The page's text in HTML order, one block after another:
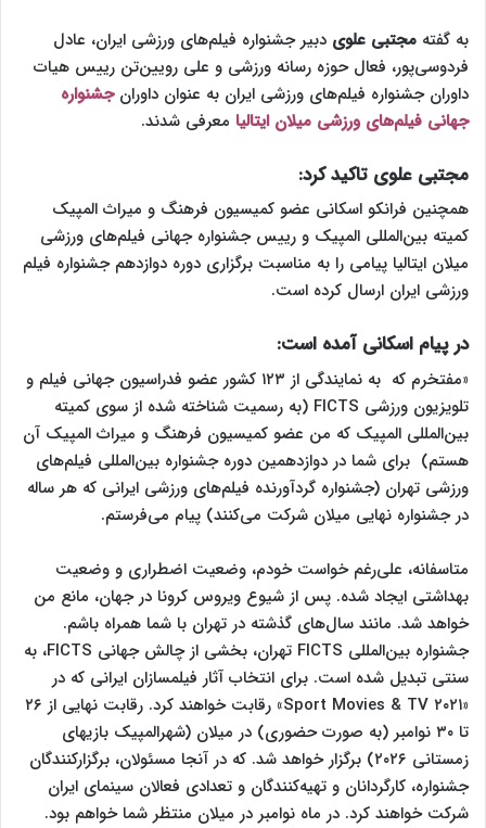
به گفته مجتبی علوی دبیر جشنواره فیلم‌های ورزشی ایران، عادل
فردوسی‌پور، فعال حوزه رسانه ورزشی و علی رویین‌تن رییس هیات
داوران جشنواره فیلم‌های ورزشی ایران به عنوان داورانجشنواره
جهانی فیلم‌های ورزشی میلان ایتالیا معرفی شدند.
مجتبی علوی تاکید کرد:
همچنین فرانکو اسکانی عضو کمیسیون فرهنگ و میراث المپیک
کمیته بین‌المللی المپیک و رییس جشنواره جهانی فیلم‌های ورزشی
میلان ایتالیا پیامی را به مناسبت برگزاری دوره دوازدهم جشنواره فیلم
ورزشی ایران ارسال کرده است.
در پیام اسکانی آمده است:
«مفتخرم که به نمایندگی از ۱۲۳ کشور عضو فدراسیون جهانی فیلم و
تلویزیون ورزشی FICTS (به رسمیت شناخته شده از سوی کمیته
بین‌المللی المپیک که من عضو کمیسیون فرهنگ و میراث المپیک آن
هستم) برای شما در دوازدهمین دوره جشنواره بین‌المللی فیلم‌های
ورزشی تهران (جشنواره گردآورنده فیلم‌های ورزشی ایرانی که هر ساله
در جشنواره نهایی میلان شرکت می‌کنند) پیام می‌فرستم.
متاسفانه، علی‌رغم خواست خودم، وضعیت اضطراری و وضعیت
بهداشتی ایجاد شده. پس از شیوع ویروس کرونا در جهان، مانع من
خواهد شد. مانند سال‌های گذشته در تهران با شما همراه باشم.
جشنواره بین‌المللی FICTS تهران، بخشی از چالش جهانی FICTS، به
سنتی تبدیل شده است. برای انتخاب آثار فیلمسازان ایرانی که در
«Sport Movies & TV ۲۰۲۱» رقابت خواهند کرد. رقابت نهایی از ۲۶
تا ۳۰ نوامبر (به صورت حضوری) در میلان (شهرالمپیک بازیهای
زمستانی ۲۰۲۶) برگزار خواهد شد. که در آنجا مسئولان، برگزارکنندگان
جشنواره، کارگردانان و تهیه‌کنندگان و تعدادی فعالان سینمای ایران
شرکت خواهند کرد. در ماه نوامبر در میلان منتظر شما خواهم بود.